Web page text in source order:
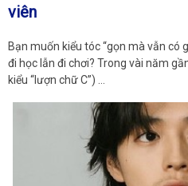
viên
Bạn muốn kiểu tóc “gọn mà vẫn có
đi học lẫn đi chơi? Trong vài năm
kiểu “lượn chữ C”) …